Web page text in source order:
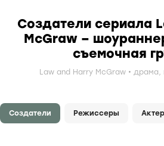
Создатели сериала
McGraw –
съемочная
Law and Harry McGraw драма,
Создатели Режиссеры